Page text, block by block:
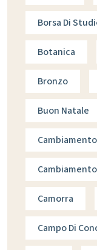
Borsa Di
Botanica
Bronzo
Buon Natale
Cambiamento
Camorra
Campo Di